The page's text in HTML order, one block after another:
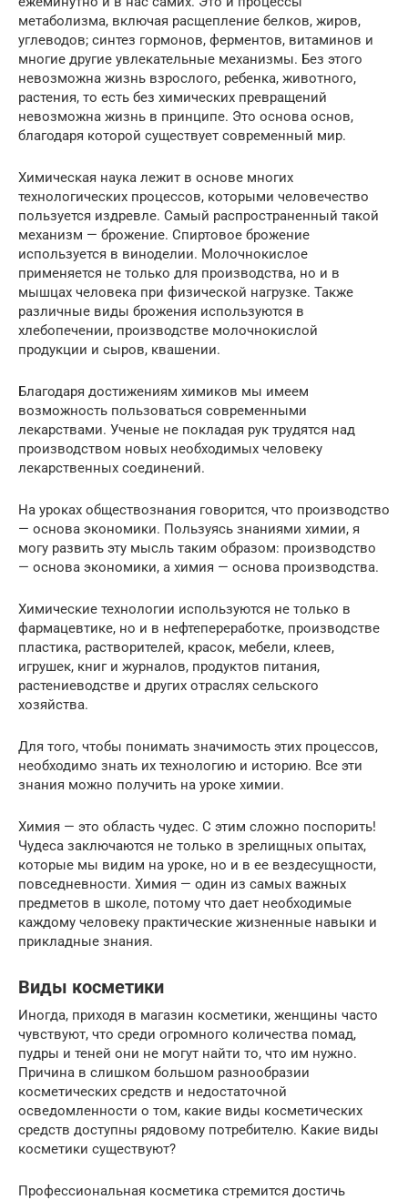
метаболизма, включая расщепление белков, жиров,
углеводов; синтез гормонов, ферментов, витаминов и
многие другие увлекательные механизмы. Без этого
невозможна жизнь взрослого, ребенка, животного,
растения, то есть без химических превращений
невозможна жизнь в принципе. Это основа основ,
благодаря которой существует современный мир.
Химическая наука лежит в основе многих
технологических процессов, которыми человечество
пользуется издревле. Самый распространенный такой
механизм — брожение. Спиртовое брожение
используется в виноделии. Молочнокислое
применяется не только для производства, но и в
мышцах человека при физической нагрузке. Также
различные виды брожения используются в
хлебопечении, производстве молочнокислой
продукции и сыров, квашении.
Благодаря достижениям химиков мы имеем
возможность пользоваться современными
лекарствами. Ученые не покладая рук трудятся над
производством новых необходимых человеку
лекарственных соединений.
На уроках обществознания говорится, что производство
— основа экономики. Пользуясь знаниями химии, я
могу развить эту мысль таким образом: производство
— основа экономики, а химия — основа производства.
Химические технологии используются не только в
фармацевтике, но и в нефтепереработке, производстве
пластика, растворителей, красок, мебели, клеев,
игрушек, книг и журналов, продуктов питания,
растениеводстве и других отраслях сельского
хозяйства.
Для того, чтобы понимать значимость этих процессов,
необходимо знать их технологию и историю. Все эти
знания можно получить на уроке химии.
Химия — это область чудес. С этим сложно поспорить!
Чудеса заключаются не только в зрелищных опытах,
которые мы видим на уроке, но и в ее вездесущности,
повседневности. Химия — один из самых важных
предметов в школе, потому что дает необходимые
каждому человеку практические жизненные навыки и
прикладные знания.
Виды косметики
Иногда, приходя в магазин косметики, женщины часто
чувствуют, что среди огромного количества помад,
пудры и теней они не могут найти то, что им нужно.
Причина в слишком большом разнообразии
косметических средств и недостаточной
осведомленности о том, какие виды косметических
средств доступны рядовому потребителю. Какие виды
косметики существуют?
Профессиональная косметика стремится достичь